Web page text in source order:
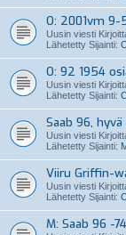
O: 2001vm
Uusin viesti
Lähetetty Sijainti:
O: 92 1954
Uusin viesti
Lähetetty Sijainti:
Saab 96,
Uusin viesti
Lähetetty Sijainti:
Viiru Griffin-
Uusin viesti
Lähetetty Sijainti:
M: Saab 96 -